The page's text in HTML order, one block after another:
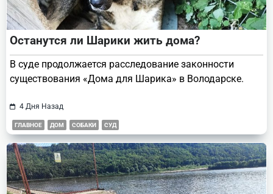
Останутся ли Шарики жить дома?
В суде продолжается расследование законности
существования «Дома для Шарика» в Володарске.
4 Дня Назад
ГЛАВНОЕ ДОМ СОБАКИ СУД